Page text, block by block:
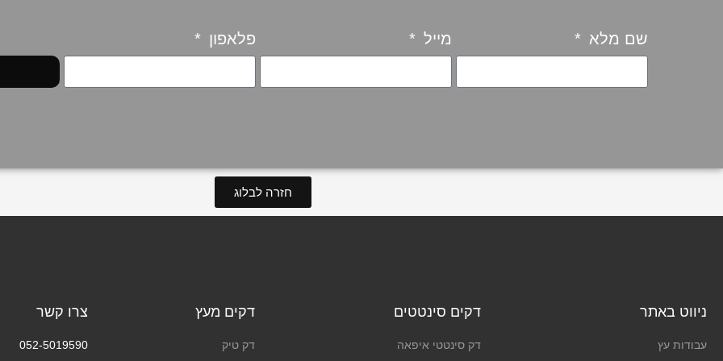
שם מלא מייל פלאפון
חזרה לבלוג
ניווט באתר
עבודות עץ
דקים סינטטים
דק סינטטי איפאה
דקים מעץ
דק טיק
צרו קשר
052-5019590